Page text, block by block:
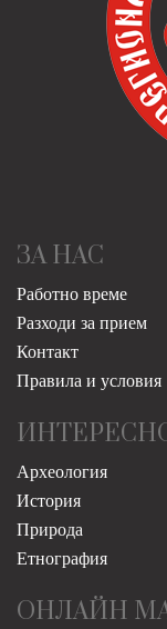
ЗА НАС
Работно време
Разходи за прием
Контакт
Правила и условия
Археология
История
Природа
Етнография
ОНЛАЙН